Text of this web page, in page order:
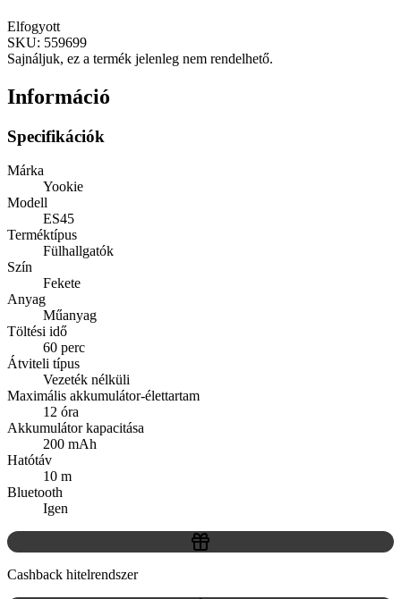
Elfogyott
SKU: 559699
Sajnáljuk, ez a termék jelenleg nem rendelhető.
Információ
Specifikációk
Márka
Yookie
Modell
ES45
Terméktípus
Fülhallgatók
Szín
Fekete
Anyag
Műanyag
Töltési idő
60 perc
Átviteli típus
Vezeték nélküli
Maximális akkumulátor-élettartam
12 óra
Akkumulátor kapacitása
200 mAh
Hatótáv
10 m
Bluetooth
Igen
Cashback hitelrendszer